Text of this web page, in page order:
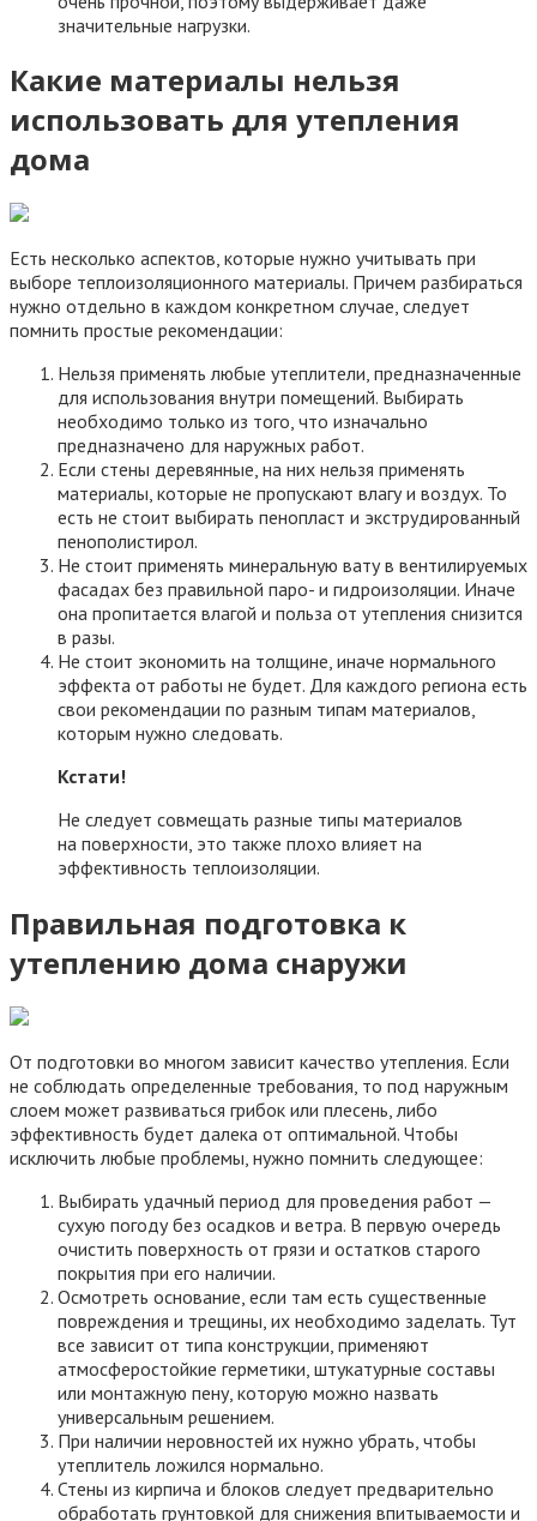
значительные нагрузки.
Какие материалы нельзя
использовать для утепления
дома
Есть несколько аспектов, которые нужно учитывать при
выборе теплоизоляционного материалы. Причем разбираться
нужно отдельно в каждом конкретном случае, следует
помнить простые рекомендации:
Нельзя применять любые утеплители, предназначенные
для использования внутри помещений. Выбирать
необходимо только из того, что изначально
предназначено для наружных работ.
Если стены деревянные, на них нельзя применять
материалы, которые не пропускают влагу и воздух. То
есть не стоит выбирать пенопласт и экструдированный
пенополистирол.
Не стоит применять минеральную вату в вентилируемых
фасадах без правильной паро- и гидроизоляции. Иначе
она пропитается влагой и польза от утепления снизится
в разы.
Не стоит экономить на толщине, иначе нормального
эффекта от работы не будет. Для каждого региона есть
свои рекомендации по разным типам материалов,
которым нужно следовать.
Кстати!
Не следует совмещать разные типы материалов
на поверхности, это также плохо влияет на
эффективность теплоизоляции.
Правильная подготовка к
утеплению дома снаружи
От подготовки во многом зависит качество утепления. Если
не соблюдать определенные требования, то под наружным
слоем может развиваться грибок или плесень, либо
эффективность будет далека от оптимальной. Чтобы
исключить любые проблемы, нужно помнить следующее:
Выбирать удачный период для проведения работ —
сухую погоду без осадков и ветра. В первую очередь
очистить поверхность от грязи и остатков старого
покрытия при его наличии.
Осмотреть основание, если там есть существенные
повреждения и трещины, их необходимо заделать. Тут
все зависит от типа конструкции, применяют
атмосферостойкие герметики, штукатурные составы
или монтажную пену, которую можно назвать
универсальным решением.
При наличии неровностей их нужно убрать, чтобы
утеплитель ложился нормально.
Стены из кирпича и блоков следует предварительно
обработать грунтовкой для снижения впитываемости и